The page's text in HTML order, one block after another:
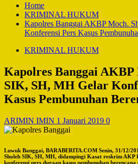
Home
KRIMINAL HUKUM
Kapolres Banggai AKBP Moch.
Konferensi Pers Kasus
KRIMINAL HUKUM
Kapolres Banggai AKBP
SIK, SH, MH Gelar
Kasus Pembunuhan
ARIMIN IMIN 1 Januari 2019 0
Luwuk Banggai, BARABERITA.COM Senin, 31/12/
Sholeh SIK, SH, MH, didampingi Kasat reskrim AKP
konferensi pers dugaan kasus pembunuhan